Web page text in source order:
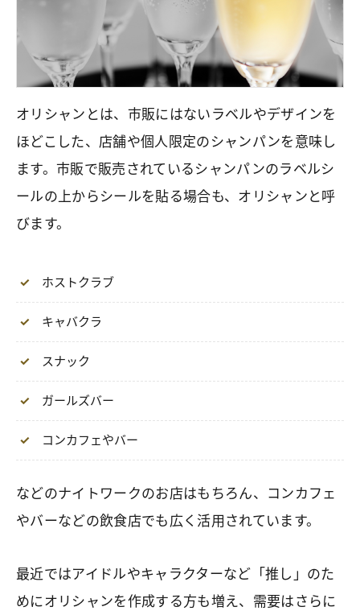
オリシャンとは、市販にはないラベルやデザインを
ほどこした、店舗や個人限定のシャンパンを意味し
ます。市販で販売されているシャンパンのラベルシ
ールの上からシールを貼る場合も、オリシャンと呼
びます。
ホストクラブ
キャバクラ
スナック
ガールズバー
コンカフェやバー
などのナイトワークのお店はもちろん、コンカフェ
やバーなどの飲食店でも広く活用されています。
最近ではアイドルやキャラクターなど「推し」のた
めにオリシャンを作成する方も増え、需要はさらに